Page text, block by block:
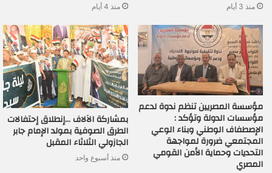
منذ 3 أيام منذ 4 أيام
مؤسسة المصريين تنظم ندوة لدعم
مؤسسات الدولة وتؤكد :
الإصطفاف الوطني وبناء الوعي
المجتمعي ضرورة لمواجهة
التحديات وحماية الأمن القومي
المصري
بمشاركة الآلاف …إنطلاق إحتفالات
الطرق الصوفية بمولد الإمام جابر
الجازولي الثلاثاء المقبل
منذ أسبوع واحد